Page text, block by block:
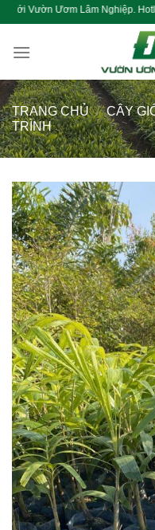
Skip
content
Hotline: 0789558556
TRANG CHỦ / CÂY
TRÌNH